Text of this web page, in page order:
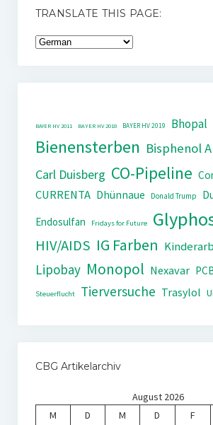
TRANSLATE THIS PAGE:
BAYER HV 2011 BAYER HV 2018 BAYER HV 2019 Bhopal
Bienensterben Bisphenol A
Carl Duisberg CO-Pipeline
CURRENTA Dhünnaue Donald Trump
Endosulfan
Fridays for Future
HIV/AIDS IG Farben
Lipobay Monopol Nexavar
Steuerflucht Tierversuche Trasylol
CBG Artikelarchiv
August 2026
M
D M D F